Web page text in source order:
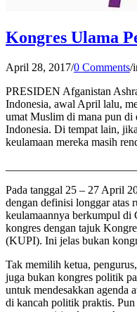
Kongres Ulama
April 28, 2017/0 Comments/
PRESIDEN Afganistan
Indonesia, awal April lalu,
umat Muslim di mana pun di
Indonesia. Di tempat lain,
keulamaan mereka masih
Pada tanggal 25 – 27 April
dengan definisi longgar atas
keulamaannya berkumpul di
kongres dengan tajuk
(KUPI). Ini jelas bukan
Tak memilih ketua,
juga bukan kongres politik
untuk mendesakkan agenda
di kancah politik praktis.